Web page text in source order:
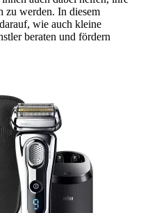
zu werden. In diesem
wie auch kleine
beraten und fördern